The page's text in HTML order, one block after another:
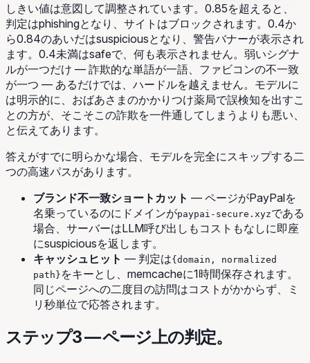
しきい値は意図して調整されています。0.85を超えると、
判定はphishingとなり、サイトはブロックされます。0.4か
ら0.84のあいだはsuspiciousとなり、警告バナーが表示され
ます。0.4未満はsafeで、何も表示されません。弱いシグナ
ルが一つだけ — 詐欺的な単語が一語、ファビコンの不一致
が一つ — あるだけでは、ハードルを越えません。モデルに
は明示的に、おばあさまのかかりつけ薬局で誤検知を出すこ
との方が、そこそこの詐欺を一件通してしまうよりも悪い、
と伝えてあります。
答えがすでに明らかな場合、モデルを完全にスキップする二
つの高速パスがあります。
ブランド不一致ショートカット — ページがPayPalを
名乗っているのにドメインがpaypai-secure.xyzである
場合、サーバーはLLM呼び出しもコストもなしに即座
にsuspiciousを返します。
キャッシュヒット — 判定は{domain, normalized
path} をキーとし、memcacheに1時間保存されます。
同じページへの二度目の訪問はコストがかからず、ミ
リ秒単位で応答されます。
ステップ3 — ページ上の判定。